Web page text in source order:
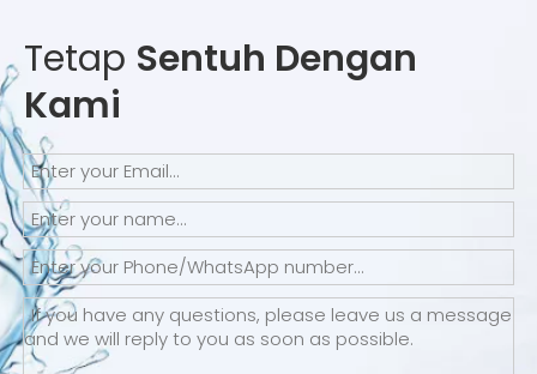
Tetap Sentuh Dengan
Kami